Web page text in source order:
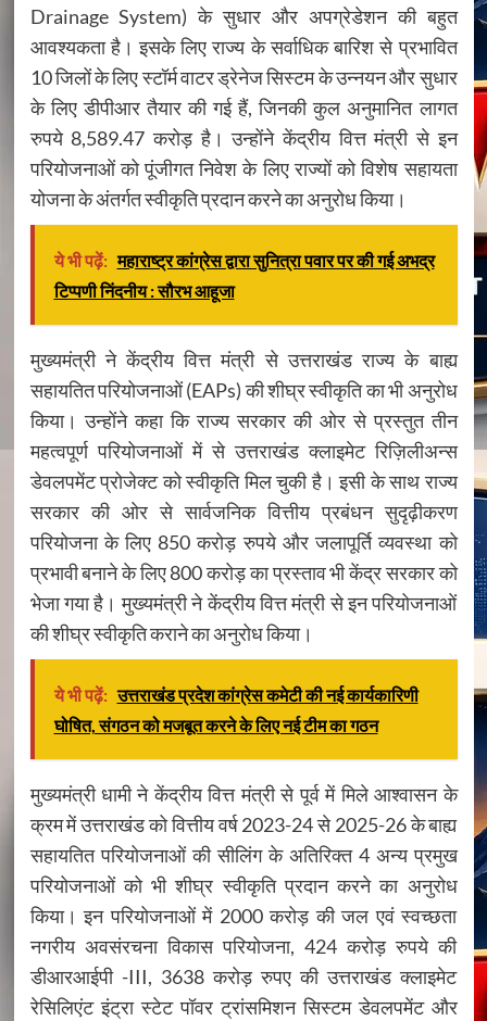
Drainage System) के सुधार और अपग्रेडेशन की बहुत
आवश्यकता है। इसके लिए राज्य के सर्वाधिक बारिश से प्रभावित
10 जिलों के लिए स्टॉर्म वाटर ड्रेनेज सिस्टम के उन्नयन और सुधार
के लिए डीपीआर तैयार की गई हैं, जिनकी कुल अनुमानित लागत
रुपये 8,589.47 करोड़ है। उन्होंने केंद्रीय वित्त मंत्री से इन
परियोजनाओं को पूंजीगत निवेश के लिए राज्यों को विशेष सहायता
योजना के अंतर्गत स्वीकृति प्रदान करने का अनुरोध किया।
ये भी पढ़ें: महाराष्ट्र कांग्रेस द्वारा सुनित्रा पवार पर की गई अभद्र
टिप्पणी निंदनीय : सौरभ आहूजा
मुख्यमंत्री ने केंद्रीय वित्त मंत्री से उत्तराखंड राज्य के बाह्य
सहायतित परियोजनाओं (EAPs) की शीघ्र स्वीकृति का भी अनुरोध
किया। उन्होंने कहा कि राज्य सरकार की ओर से प्रस्तुत तीन
महत्वपूर्ण परियोजनाओं में से उत्तराखंड क्लाइमेट रिज़िलीअन्स
डेवलपमेंट प्रोजेक्ट को स्वीकृति मिल चुकी है। इसी के साथ राज्य
सरकार की ओर से सार्वजनिक वित्तीय प्रबंधन सुदृढ़ीकरण
परियोजना के लिए 850 करोड़ रुपये और जलापूर्ति व्यवस्था को
प्रभावी बनाने के लिए 800 करोड़ का प्रस्ताव भी केंद्र सरकार को
भेजा गया है। मुख्यमंत्री ने केंद्रीय वित्त मंत्री से इन परियोजनाओं
की शीघ्र स्वीकृति कराने का अनुरोध किया।
ये भी पढ़ें: उत्तराखंड प्रदेश कांग्रेस कमेटी की नई कार्यकारिणी
घोषित, संगठन को मजबूत करने के लिए नई टीम का गठन
मुख्यमंत्री धामी ने केंद्रीय वित्त मंत्री से पूर्व में मिले आश्वासन के
क्रम में उत्तराखंड को वित्तीय वर्ष 2023-24 से 2025-26 के बाह्य
सहायतित परियोजनाओं की सीलिंग के अतिरिक्त 4 अन्य प्रमुख
परियोजनाओं को भी शीघ्र स्वीकृति प्रदान करने का अनुरोध
किया। इन परियोजनाओं में 2000 करोड़ की जल एवं स्वच्छता
नगरीय अवसंरचना विकास परियोजना, 424 करोड़ रुपये की
डीआरआईपी -III, 3638 करोड़ रुपए की उत्तराखंड क्लाइमेट
रेसिलिएंट इंट्रा स्टेट पॉवर ट्रांसमिशन सिस्टम डेवलपमेंट और